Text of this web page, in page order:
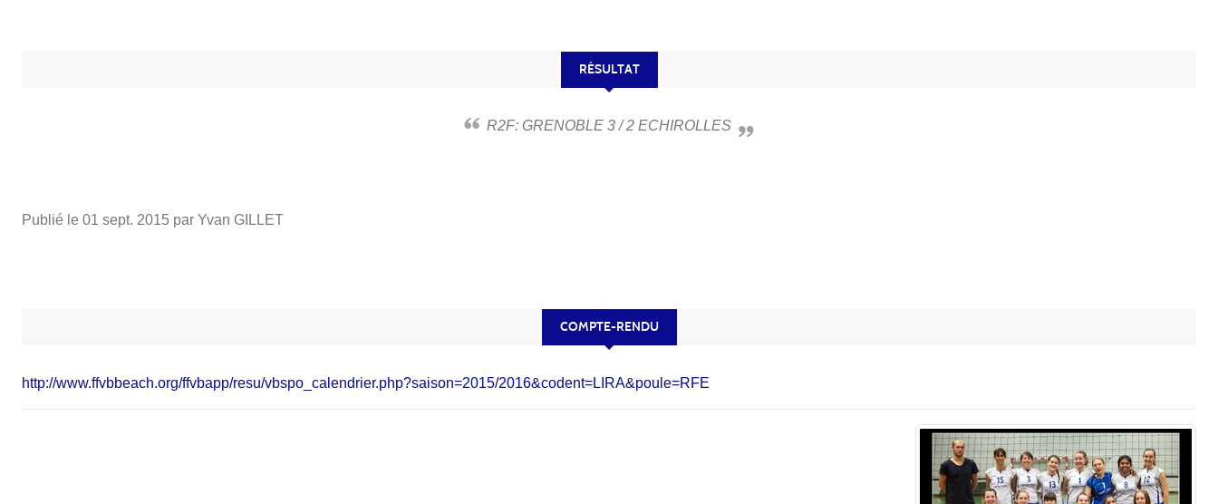
RÉSULTAT
R2F: GRENOBLE 3 / 2 ECHIROLLES
Publié le 01 sept. 2015 par Yvan GILLET
COMPTE-RENDU
http://www.ffvbbeach.org/ffvbapp/resu/vbspo_calendrier.php?saison=2015/2016&codent=LIRA&poule=RFE